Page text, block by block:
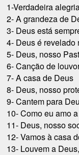
1-Verdadeira
2- A grandeza de
3- Deus está
4- Deus é revelado
5- Deus, nosso
6- Canção de
7- A casa de Deus
8- Deus, nosso
9- Cantem para
10- Como eu amo
11- Deus, nosso
12- Vamos à casa
13- Louvem a